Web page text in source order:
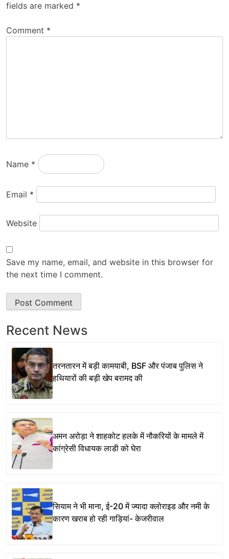
fields are marked *
Comment *
Name *
Email *
Website
Save my name, email, and website in this browser for
the next time I comment.
Recent News
तरनतारन में बड़ी कामयाबी, BSF और पंजाब पुलिस ने
हथियारों की बड़ी खेप बरामद की
अमन अरोड़ा ने शाहकोट हलके में नौकरियों के मामले में
कांग्रेसी विधायक लाडी को घेरा
सियाम ने भी माना, ई-20 में ज्यादा क्लोराइड और नमी के
कारण खराब हो रही गाड़ियां- केजरीवाल